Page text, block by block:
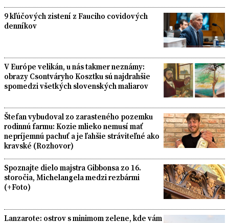
9 kľúčových zistení z Fauciho covidových
denníkov
V Európe velikán, u nás takmer neznámy:
obrazy Csontváryho Kosztku sú najdrahšie
spomedzi všetkých slovenských maliarov
Štefan vybudoval zo zarasteného pozemku
rodinnú farmu: Kozie mlieko nemusí mať
nepríjemnú pachuť a je ľahšie stráviteľné ako
kravské (Rozhovor)
Spoznajte dielo majstra Gibbonsa zo 16.
storočia, Michelangela medzi rezbármi
(+Foto)
Lanzarote: ostrov s minimom zelene, kde vám